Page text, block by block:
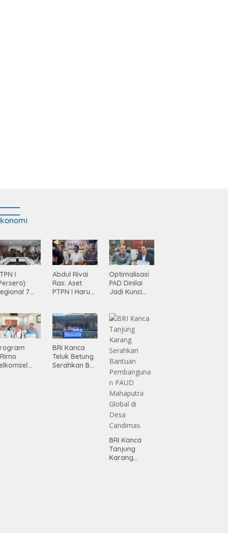
I
7
dari
Abdul Rivai
Ras: Aset
PTPN I Harus
Optimalisasi
PAD Dinilai
Jadi Kunci
n
Infrastruktur
Lampung
BRI Kanca
Teluk Betung
Serahkan BRI
BRI Kanca
Tanjung
Karang